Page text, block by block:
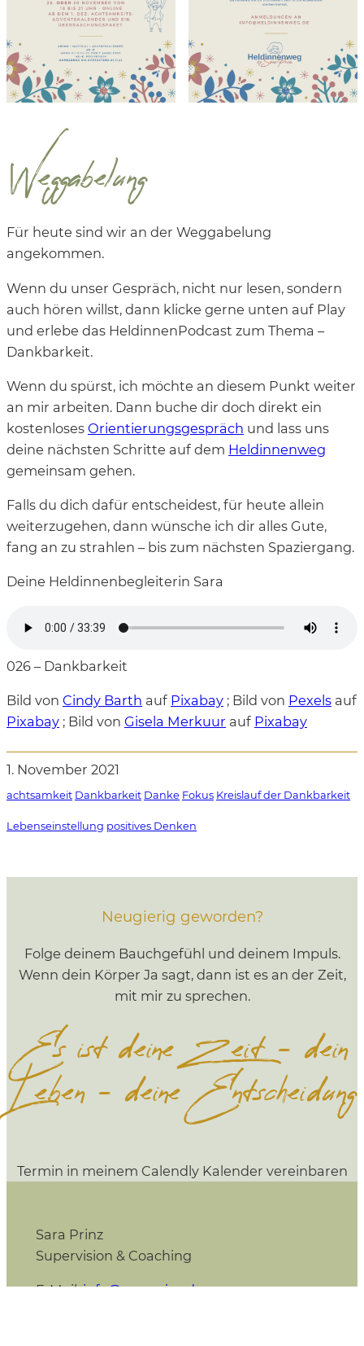
Weggabelung
Für heute sind wir an der Weggabelung
angekommen.
Wenn du unser Gespräch, nicht nur lesen, sondern
auch hören willst, dann klicke gerne unten auf Play
und erlebe das HeldinnenPodcast zum Thema –
Dankbarkeit.
Wenn du spürst, ich möchte an diesem Punkt weiter
an mir arbeiten. Dann buche dir doch direkt ein
kostenloses Orientierungsgespräch und lass uns
deine nächsten Schritte auf dem Heldinnenweg
gemeinsam gehen.
Falls du dich dafür entscheidest, für heute allein
weiterzugehen, dann wünsche ich dir alles Gute,
fang an zu strahlen – bis zum nächsten Spaziergang.
Deine Heldinnenbegleiterin Sara
026 – Dankbarkeit
Bild von Cindy Barth auf Pixabay ; Bild von Pexels auf
Pixabay ; Bild von Gisela Merkuur auf Pixabay
1. November 2021
achtsamkeit Dankbarkeit Danke Fokus Kreislauf der Dankbarkeit
Lebenseinstellung positives Denken
Neugierig geworden?
Folge deinem Bauchgefühl und deinem Impuls.
Wenn dein Körper Ja sagt, dann ist es an der Zeit,
mit mir zu sprechen.
Es ist deine Zeit – dein
Leben – deine Entscheidung
Termin in meinem Calendly Kalender vereinbaren
Sara Prinz
Supervision & Coaching
E-Mail:info@saraprinz.de